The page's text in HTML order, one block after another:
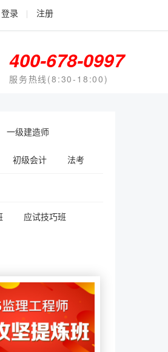
登录 注册
400-678-0997
服务热线(8:30-18:00)
一级建造师
初级会计 法考
应试技巧班